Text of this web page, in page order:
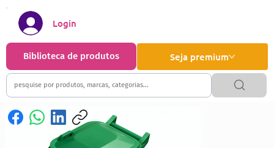
Seja premium
Biblioteca de produtos
Login